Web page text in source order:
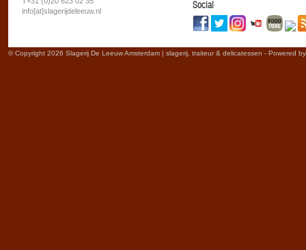
info[at]slagerijdeleeuw.nl
Social
© Copyright 2026 Slagerij De Leeuw Amsterdam | slagerij, traiteur & delicatessen - Powered